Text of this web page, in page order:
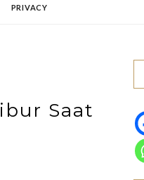
PRIVACY
Saat